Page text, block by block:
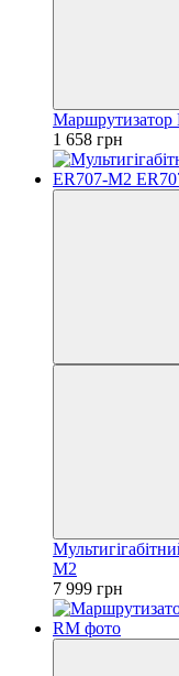
1 658 грн
M2
7 999 грн